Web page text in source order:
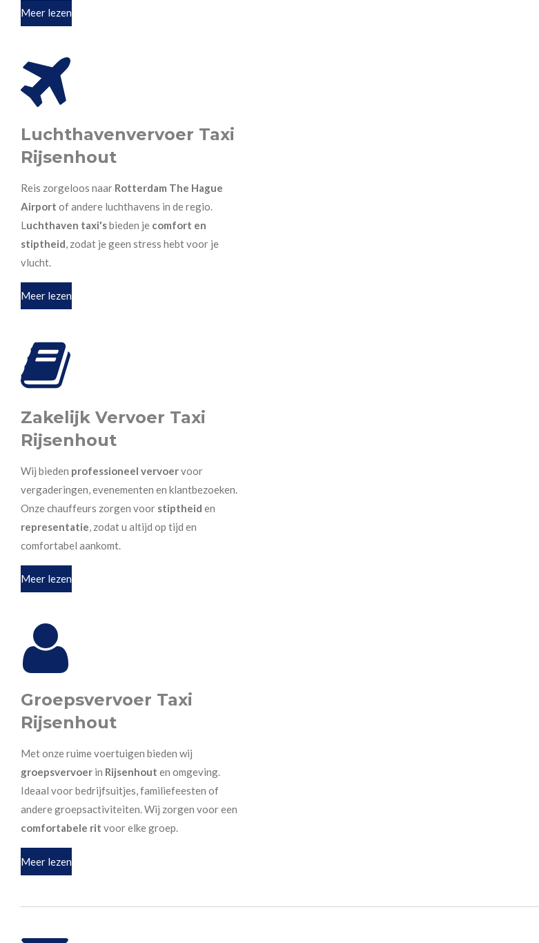
Meer lezen
Luchthavenvervoer Taxi
Rijsenhout
Reis zorgeloos naar Rotterdam The Hague
Airport of andere luchthavens in de regio.
Luchthaven taxi'sbieden je comfort en
stiptheid, zodat je geen stress hebt voor je
vlucht.
Meer lezen
Zakelijk Vervoer Taxi
Rijsenhout
Wij bieden professioneel vervoervoor
vergaderingen, evenementen en klantbezoeken.
Onze chauffeurs zorgen voor stiptheid en
representatie , zodat u altijd op tijd en
comfortabel aankomt.
Meer lezen
Groepsvervoer Taxi
Rijsenhout
Met onze ruime voertuigen bieden wij
groepsvervoer in Rijsenhout en omgeving.
Ideaal voor bedrijfsuitjes, familiefeesten of
andere groepsactiviteiten. Wij zorgen voor een
comfortabele rit voor elke groep.
Meer lezen